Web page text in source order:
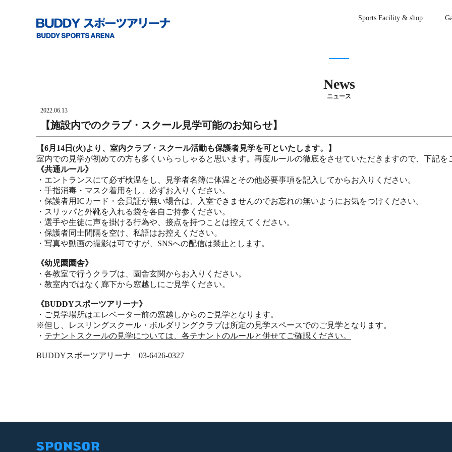
Sports Facility & shop
News
ニュース
2022.06.13
【施設内でのクラブ・スクール見学可能のお知らせ】
【6月14日(火)より、室内クラブ・スクール活動も保護者見学を可といたします。】
室内での見学が初めての方も多くいらっしゃると思います。再度ルールの徹底をさせていただきますので、下記を
《共通ルール》
・エントランスにて必ず検温をし、見学者名簿に体温とその他必要事項を記入してからお入りください。
・手指消毒・マスク着用をし、必ずお入りください。
・保護者用ICカード・会員証が無い場合は、入室できませんのでお忘れの無いようにお気をつけください。
・スリッパと外靴を入れる袋を各自ご持参ください。
・選手や生徒に声を掛ける行為や、接点を持つことは控えてください。
・保護者同士間隔を空け、私語はお控えください。
・写真や動画の撮影は可ですが、SNSへの配信は禁止とします。
《幼児園園舎》
・各教室で行うクラブは、園舎玄関からお入りください。
・教室内ではなく廊下から窓越しにご見学ください。
《BUDDYスポーツアリーナ》
・ご見学場所はエレベーター前の窓越しからのご見学となります。
※但し、レスリングスクール・ボルダリングクラブは所定の見学スペースでのご見学となります。
・ テナントスクールの見学については、各テナントのルールと併せてご確認ください。
BUDDYスポーツアリーナ 03-6426-0327